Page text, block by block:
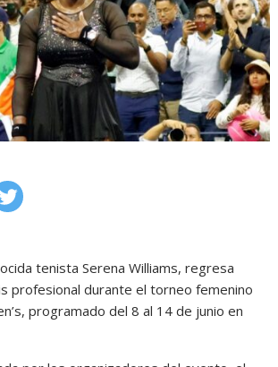
tenista Serena Williams, regresa
profesional durante el torneo femenino
programado del 8 al 14 de junio en